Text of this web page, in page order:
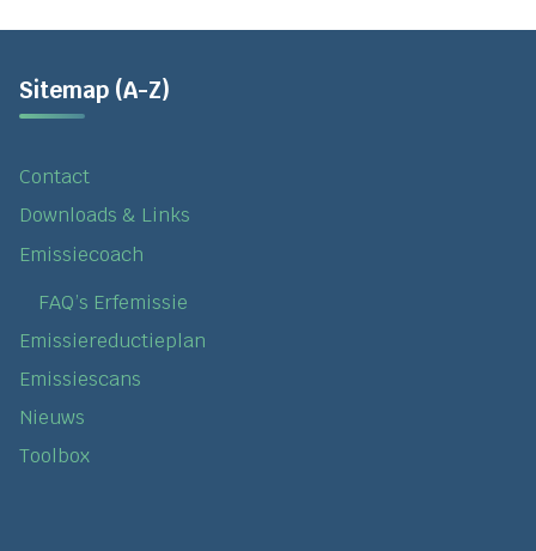
Sitemap (A-Z)
Contact
Downloads & Links
Emissiecoach
FAQ’s Erfemissie
Emissiereductieplan
Emissiescans
Nieuws
Toolbox